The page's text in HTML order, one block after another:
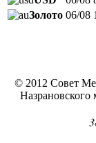
Золото 06/08
© 2012 Совет
Назрановского